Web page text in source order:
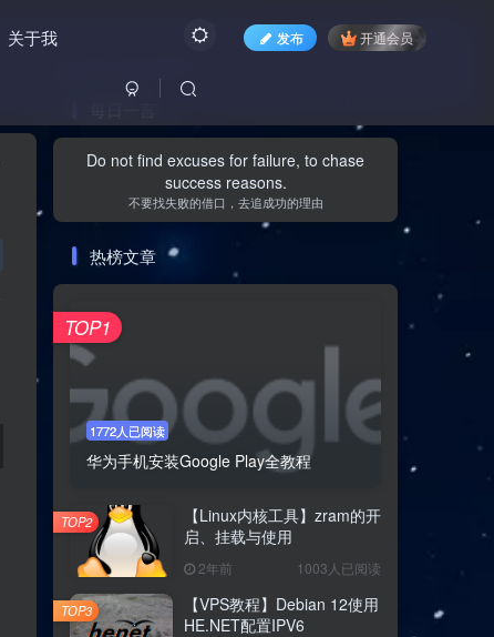
关于我 发布 开通会员
文章目录
I'm so excited
音频
原文
音频
原文
Do not find excuses for failure, to chase
success reasons.
不要找失败的借口，去追成功的理由
热榜文章
1772人已阅读
华为手机安装Google Play全教程
TOP1
【Linux内核工具】zram的开
启、挂载与使用
2年前 1003人已阅读
TOP2
【VPS教程】Debian 12使用
HE.NET配置IPV6
TOP3